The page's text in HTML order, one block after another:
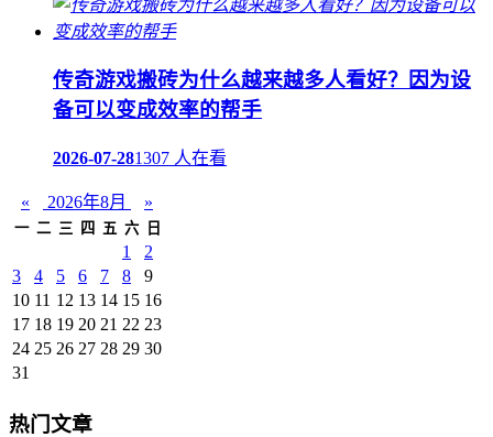
传奇游戏搬砖为什么越来越多人看好？因为设
备可以变成效率的帮手
2026-07-281307 人在看
« 2026年8月 »
一 二 三 四 五 六 日
1
2
3
4 5 6 7 8
9
10 11 12 13 14 15 16
17 18 19 20 21 22 23
24 25 26 27 28 29 30
31
热门文章